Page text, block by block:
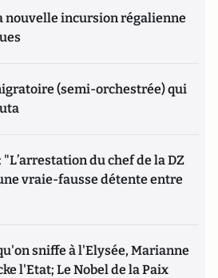
nouvelle incursion régalienne
(semi-orchestrée) qui
du chef de la DZ
vraie-fausse détente entre
sniffe à l'Elysée, Marianne
l'Etat; Le Nobel de la Paix